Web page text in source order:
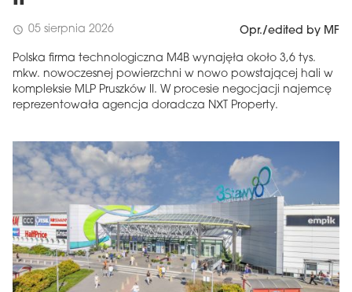
schedule 05 sierpnia 2026 Opr./edited by MF
Polska firma technologiczna M4B wynajęła około 3,6 tys.
mkw. nowoczesnej powierzchni w nowo powstającej hali w
kompleksie MLP Pruszków II. W procesie negocjacji najemcę
reprezentowała agencja doradcza NXT Property.